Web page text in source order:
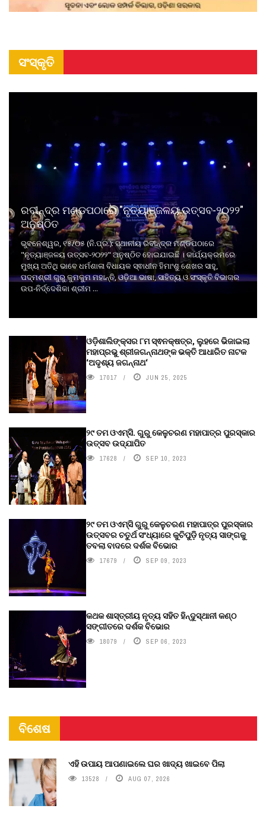
ସଂସ୍କୃତି
ରବୀନ୍ଦ୍ର ମଣ୍ଡପଠାରେ "ନୃତ୍ୟାଞ୍ଜଳୟ ଉତ୍ସବ-୨୦୨୨"
ଅନୁଷ୍ଠିତ
ଭୁବନେଶ୍ୱର, ୧୫/୦୫ (ନି.ପ୍ର.): ସ୍ଥାନୀୟ ରବୀନ୍ଦ୍ର ମଣ୍ଡପଠାରେ
"ନୃତ୍ୟାଞ୍ଜଳୟ ଉତ୍ସବ-୨୦୨୨" ଅନୁଷ୍ଠିତ ହୋଇଯାଇଛି । କାର୍ଯ୍ୟକ୍ରମରେ
ମୁଖ୍ୟ ଅତିଥି ଭାବେ ଧର୍ମଶାଳା ବିଧାୟକ ସ୍ଵାଧୀନ ହିମାଂଶୁ ଶେଖର ସାହୁ,
ପଦ୍ମଶ୍ରୀ ଗୁରୁ କୁମକୁମ ମହାନ୍ତି, ଓଡ଼ିଆ ଭାଷା, ସାହିତ୍ୟ ଓ ସଂସ୍କୃତି ବିଭାଗର
ଉପ-ନିର୍ଦ୍ଦେଶିକା ଶ୍ରୀମ ...
ଓଡ଼ିଶାଲିଙ୍କ୍ସର ୮ମ ସ୍ଵନକ୍ଷତ୍ର, ଲୁହରେ ଭିଜାଇଲା
ମହାପ୍ରଭୁ ଶ୍ରୀଜଗନ୍ନାଥଙ୍କ ଭକ୍ତି ଆଧାରିତ ନାଟକ
‘ଅଦୃଶ୍ୟ ଜଗନ୍ନାଥ‘
17017 JUN 25, 2025
୨୯ ତମ ଓଏମ୍‌ସି. ଗୁରୁ କେଳୁଚରଣ ମହାପାତ୍ର ପୁରସ୍କାର
ଉତ୍ସବ ଉଦ୍‍ଯାପିତ
17628 SEP 10, 2023
୨୯ ତମ ଓଏମ୍‌ସି ଗୁରୁ କେଳୁଚରଣ ମହାପାତ୍ର ପୁରସ୍କାର
ଉତ୍ସବର ଚତୁର୍ଥ ସଂଧ୍ୟାରେ କୁଚିପୁଡ଼ି ନୃତ୍ୟ ସାଙ୍ଗକୁ
ତବଲା ବାଦରେ ଦର୍ଶକ ବିଭୋର
17679 SEP 09, 2023
କଥକ ଶାସ୍ତ୍ରୀୟ ନୃତ୍ୟ ସହିତ ହିନ୍ଦୁସ୍ଥାନୀ କଣ୍ଠ
ସଙ୍ଗୀତରେ ଦର୍ଶକ ବିଭୋର
18079 SEP 06, 2023
ବିଶେଷ
ଏହି ଉପାୟ ଆପଣାଇଲେ ଘର ଖାଦ୍ୟ ଖାଇବେ ପିଲା
13528 AUG 07, 2026